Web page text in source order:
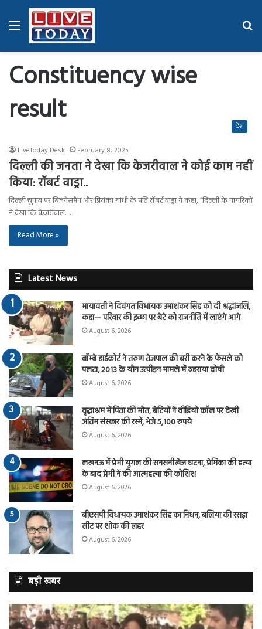
Menu
Constituency wise
result
देश
LiveToday Desk February 8, 2025
दिल्ली की जनता ने देखा कि केजरीवाल ने कोई काम नहीं
किया: रॉबर्ट वाड्रा..
दिल्ली चुनाव पर बिजनेसमैन और प्रियंका गांधी के पति रॉबर्ट वाड्रा ने कहा, “दिल्ली के नागरिकों
ने देखा कि केजरीवाल…
Read More »
Latest News
मायावती ने दिवंगत विधायक उमाशंकर सिंह को दी श्रद्धांजलि,
कहा— परिवार की इच्छा पर बेटे को राजनीति में लाएंगे आगे
August 6, 2026
बॉम्बे हाईकोर्ट ने तरुण तेजपाल की बरी करने के फैसले को
पलटा, 2013 के यौन उत्पीड़न मामले में ठहराया दोषी
August 6, 2026
वृद्धाश्रम में पिता की मौत, बेटियों ने वीडियो कॉल पर देखी
अंतिम संस्कार की रस्में, भेजे 5,100 रुपये
August 6, 2026
लखनऊ में प्रेमी युगल की सनसनीखेज घटना, प्रेमिका की हत्या
के बाद प्रेमी ने की आत्महत्या की कोशिश
August 6, 2026
बीएसपी विधायक उमाशंकर सिंह का निधन, बलिया की रसड़ा
सीट पर शोक की लहर
August 6, 2026
बड़ी खबर